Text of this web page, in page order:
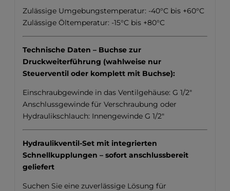
Zulässige Umgebungstemperatur: -40°C bis +60°C
Zulässige Öltemperatur: -15°C bis +80°C
Technische Daten – Buchse zur
Druckweiterführung (wahlweise nur
Steuerventil oder komplett mit Buchse):
Einschraubgewinde in das Ventilgehäuse: G 1/2"
Anschlussgewinde für Verschraubung oder
Hydraulikschlauch: Innengewinde G 1/2"
Hydraulikventil-Set mit integrierten
Schnellkupplungen – sofort anschlussbereit
geliefert
Suchen Sie eine zuverlässige Lösung für